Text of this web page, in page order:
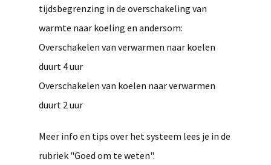
tijdsbegrenzing in de overschakeling van
warmte naar koeling en andersom:
Overschakelen van verwarmen naar koelen
duurt 4 uur
Overschakelen van koelen naar verwarmen
duurt 2 uur
Meer info en tips over het systeem lees je in de
rubriek "Goed om te weten".